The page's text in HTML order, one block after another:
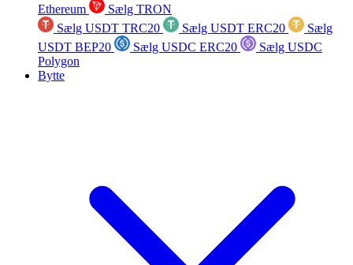
Ethereum
Sælg TRON
Sælg USDT TRC20
Sælg USDT ERC20
Sælg
USDT BEP20
Sælg USDC ERC20
Sælg USDC
Polygon
Bytte